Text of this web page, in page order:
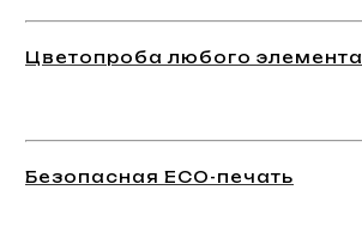
Цветопроба любого элемента
Безопасная ECO-печать